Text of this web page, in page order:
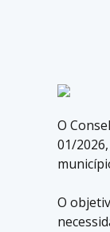
O
01/
O